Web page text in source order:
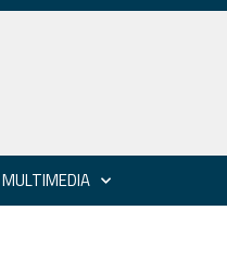
MULTIMEDIA